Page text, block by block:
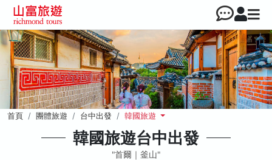
首頁 團體旅遊 台中出發 韓國旅遊
韓國旅遊台中出發
首爾｜釜山